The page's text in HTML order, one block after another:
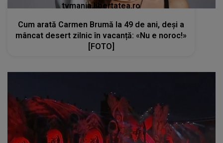
tvmania.libertatea.ro
Cum arată Carmen Brumă la 49 de ani, deși a
mâncat desert zilnic în vacanță: «Nu e noroc!»
[FOTO]